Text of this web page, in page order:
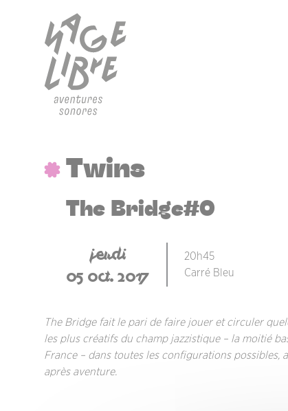
Twins
The Bridge#0
jeudi
05 oct. 2017
20h45
Carré Bleu
The Bridge fait le pari de faire jouer et circuler
les plus créatifs du champ jazzistique – la moitié
France – dans toutes les configurations possibles,
après aventure.